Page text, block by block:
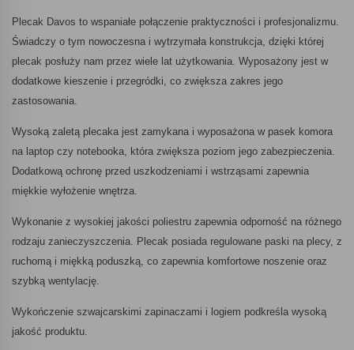
Plecak Davos to wspaniałe połączenie praktyczności i profesjonalizmu.
Świadczy o tym nowoczesna i wytrzymała konstrukcja, dzięki której
plecak posłuży nam przez wiele lat użytkowania. Wyposażony jest w
dodatkowe kieszenie i przegródki, co zwiększa zakres jego
zastosowania.
Wysoką zaletą plecaka jest zamykana i wyposażona w pasek komora
na laptop czy notebooka, która zwiększa poziom jego zabezpieczenia.
Dodatkową ochronę przed uszkodzeniami i wstrząsami zapewnia
miękkie wyłożenie wnętrza.
Wykonanie z wysokiej jakości poliestru zapewnia odporność na różnego
rodzaju zanieczyszczenia. Plecak posiada regulowane paski na plecy, z
ruchomą i miękką poduszką, co zapewnia komfortowe noszenie oraz
szybką wentylację.
Wykończenie szwajcarskimi zapinaczami i logiem podkreśla wysoką
jakość produktu.